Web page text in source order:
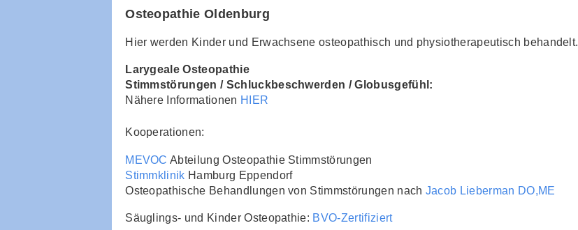
Osteopathie Oldenburg
Hier werden Kinder und Erwachsene osteopathisch und physiotherapeutisch behandelt.
Larygeale Osteopathie
Stimmstörungen / Schluckbeschwerden / Globusgefühl:
Nähere Informationen HIER
Kooperationen:
MEVOC Abteilung Osteopathie Stimmstörungen
Stimmklinik Hamburg Eppendorf
Osteopathische Behandlungen von Stimmstörungen nach Jacob Lieberman DO,ME
Säuglings- und Kinder Osteopathie: BVO-Zertifiziert